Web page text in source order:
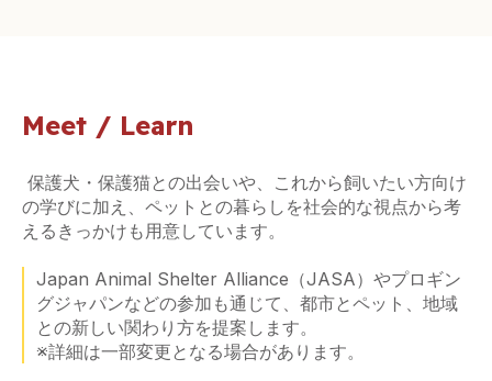
Meet / Learn
保護犬・保護猫との出会いや、これから飼いたい方向け
の学びに加え、ペットとの暮らしを社会的な視点から考
えるきっかけも用意しています。
Japan Animal Shelter Alliance（JASA）やプロギン
グジャパンなどの参加も通じて、都市とペット、地域
との新しい関わり方を提案します。
※詳細は一部変更となる場合があります。